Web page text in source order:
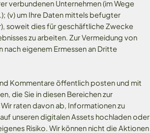
verbundenen Unternehmen (im Wege
(v) um Ihre Daten mittels befugter
soweit dies für geschäftliche Zwecke
zu arbeiten. Zur Vermeidung von
eigenem Ermessen an Dritte
Kommentare öffentlich posten und mit
die Sie in diesen Bereichen zur
raten davon ab, Informationen zu
unseren digitalen Assets hochladen oder
Risiko. Wir können nicht die Aktionen